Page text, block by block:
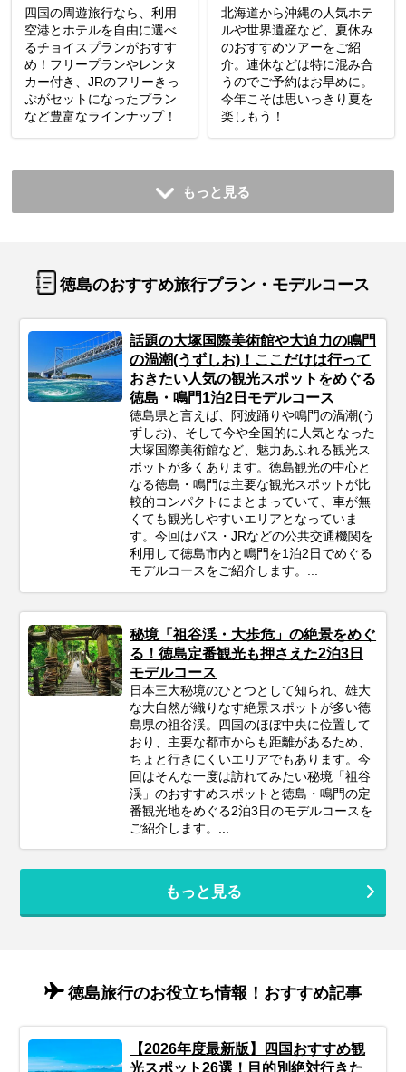
四国の周遊旅行なら、利用
空港とホテルを自由に選べ
るチョイスプランがおすす
め！フリープランやレンタ
カー付き、JRのフリーきっ
ぷがセットになったプラン
など豊富なラインナップ！
北海道から沖縄の人気ホテ
ルや世界遺産など、夏休み
のおすすめツアーをご紹
介。連休などは特に混み合
うのでご予約はお早めに。
今年こそは思いっきり夏を
楽しもう！
もっと見る
徳島のおすすめ旅行プラン・モデルコース
話題の大塚国際美術館や大迫力の鳴門
の渦潮(うずしお)！ここだけは行って
おきたい人気の観光スポットをめぐる
徳島・鳴門1泊2日モデルコース
徳島県と言えば、阿波踊りや鳴門の渦潮(う
ずしお)、そして今や全国的に人気となった
大塚国際美術館など、魅力あふれる観光ス
ポットが多くあります。徳島観光の中心と
なる徳島・鳴門は主要な観光スポットが比
較的コンパクトにまとまっていて、車が無
くても観光しやすいエリアとなっていま
す。今回はバス・JRなどの公共交通機関を
利用して徳島市内と鳴門を1泊2日でめぐる
モデルコースをご紹介します。...
秘境「祖谷渓・大歩危」の絶景をめぐ
る！徳島定番観光も押さえた2泊3日
モデルコース
日本三大秘境のひとつとして知られ、雄大
な大自然が織りなす絶景スポットが多い徳
島県の祖谷渓。四国のほぼ中央に位置して
おり、主要な都市からも距離があるため、
ちょと行きにくいエリアでもあります。今
回はそんな一度は訪れてみたい秘境「祖谷
渓」のおすすめスポットと徳島・鳴門の定
番観光地をめぐる2泊3日のモデルコースを
ご紹介します。...
もっと見る
徳島旅行のお役立ち情報！おすすめ記事
【2026年度最新版】四国おすすめ観
光スポット26選！目的別絶対行きた